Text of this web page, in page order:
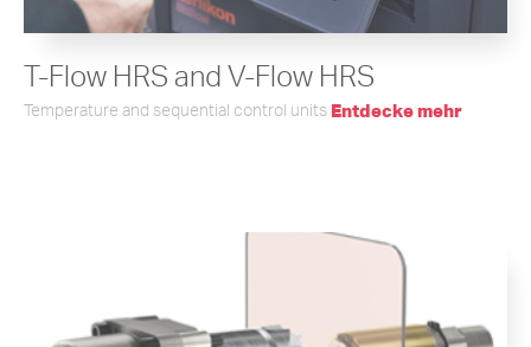
T-Flow HRS and V-Flow HRS
Temperature and sequential control units Entdecke mehr